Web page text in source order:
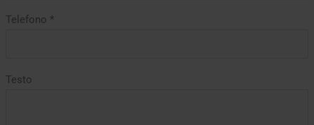
Telefono *
Testo